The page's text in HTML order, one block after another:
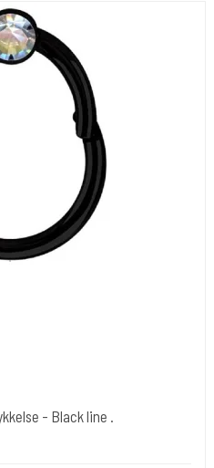
- Black line .